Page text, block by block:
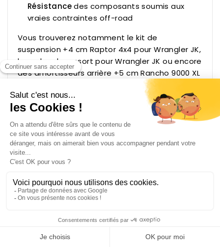
Résistancedes composants soumis aux
vraies contraintes off-road
Vous trouverez notamment lekit de
suspension +4 cm Raptor 4x4 pour Wrangler JK,
les
cales de ressort pour Wrangler JK ou encore
desamortisseurs arrière +5 cm Rancho 9000 XL
. Pour ceux qui roulent aussi
en Suzuki, lekit réhausse +7,5 cm XT
Automotive & Rancho
complète la gamme.
Jeep Wrangler : une icône à
personnaliser sans limite
Le Wrangler est sans doute le 4x4 le plus
personnalisable au monde. Franchissement pur,
raid, overland ou simple allure off-road
affirmée : tout devient possible. Pourquoi se
contenter d'un véhicule d'origine quand on
peut le faire évoluer étape par étape ? Nous
carrosserie et franchissement :